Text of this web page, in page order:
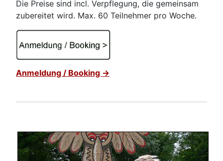
Die Preise sind incl. Verpflegung, die gemeinsam
zubereitet wird. Max. 60 Teilnehmer pro Woche.
Anmeldung / Booking ->